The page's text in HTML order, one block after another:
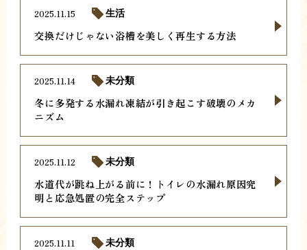
交換だけじゃない浴槽を美しく再生する方法
2025.11.15 生活
冬に多発する水漏れ凍結が引き起こす破壊のメカ
ニズム
2025.11.14 未分類
水道代が跳ね上がる前に！トイレの水漏れ原因究
明と応急処置の完全ステップ
2025.11.12 未分類
2025.11.11 未分類